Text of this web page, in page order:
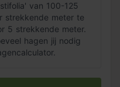
van 100-125
strekkende meter te
5 strekkende meter.
hagen jij nodig